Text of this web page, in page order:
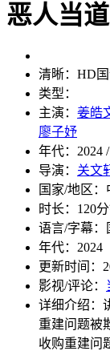
恶人当
清晰： HD
类型：
主演： 姜皓
廖子妤
年代： 2024
导演： 关文
国家/地区：
时长： 120
语言/字幕：
年代： 2024
更新时间：
影视/评论：
详细介绍：
重建问题被
收购重建问